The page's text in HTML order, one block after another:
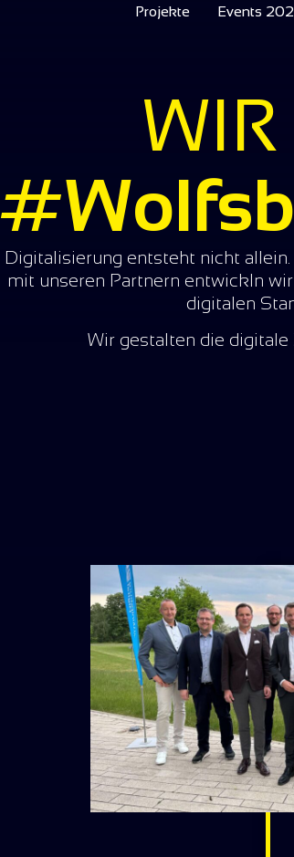
Projekte Events
Digitalisierung entsteht nicht
mit unseren Partnern entwickln
digitalen
Wir gestalten die digitale